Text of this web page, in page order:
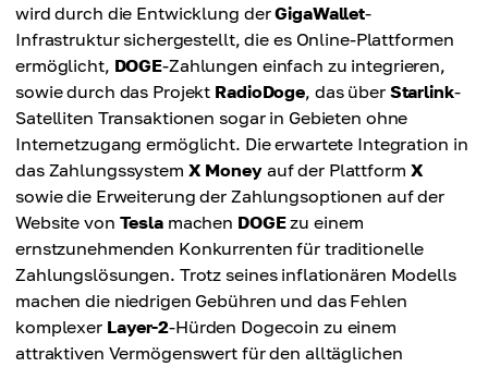
wird durch die Entwicklung derGigaWallet-
Infrastruktur sichergestellt, die es Online-Plattformen
ermöglicht, DOGE-Zahlungen einfach zu integrieren,
sowie durch das Projekt RadioDoge, das über Starlink-
Satelliten Transaktionen sogar in Gebieten ohne
Internetzugang ermöglicht. Die erwartete Integration in
das Zahlungssystem X Moneyauf der Plattform X
sowie die Erweiterung der Zahlungsoptionen auf der
Website von Teslamachen DOGEzu einem
ernstzunehmenden Konkurrenten für traditionelle
Zahlungslösungen. Trotz seines inflationären Modells
machen die niedrigen Gebühren und das Fehlen
komplexer Layer-2-Hürden Dogecoin zu einem
attraktiven Vermögenswert für den alltäglichen